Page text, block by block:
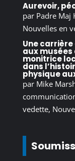
Aurevoir,
par Padre Maj
Nouvelles en
Une
aux musées
monitrice
dans
physique
par Mike
vedette,